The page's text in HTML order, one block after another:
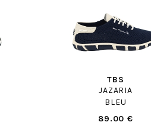
TBS
JAZARIA
BLEU
89.00 €